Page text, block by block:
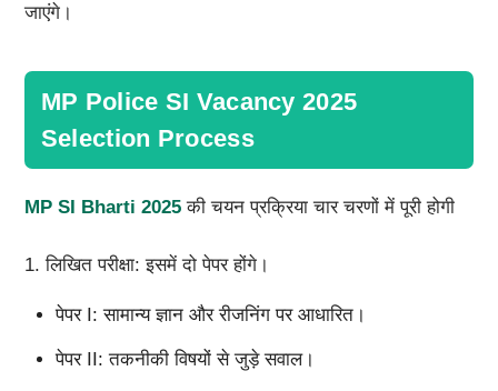
जाएंगे।
MP Police SI Vacancy 2025
Selection Process
MP SI Bharti 2025की चयन प्रक्रिया चार चरणों में पूरी होगी
1. लिखित परीक्षा: इसमें दो पेपर होंगे।
पेपर I: सामान्य ज्ञान और रीजनिंग पर आधारित।
पेपर II: तकनीकी विषयों से जुड़े सवाल।